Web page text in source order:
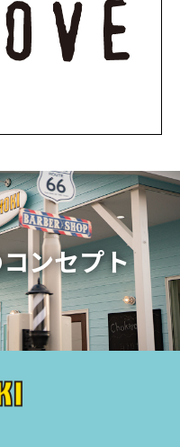
ンセプト